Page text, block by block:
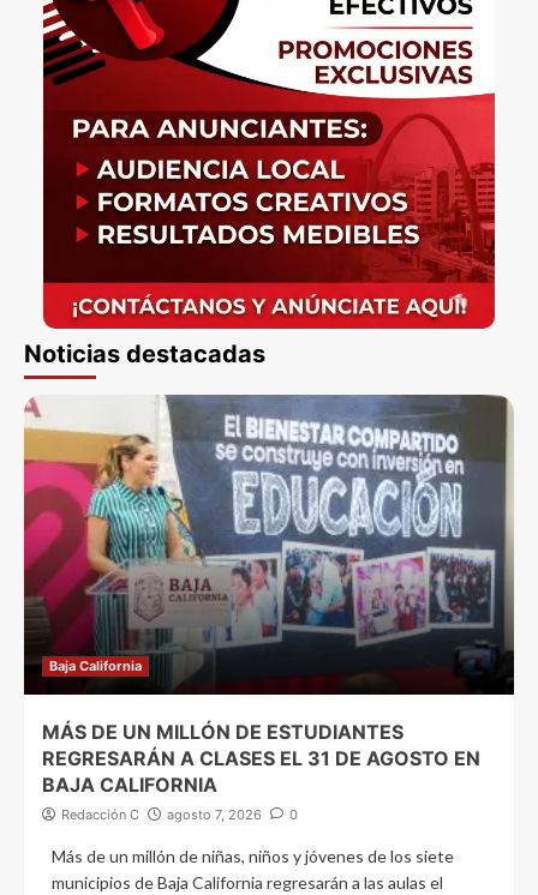
Noticias destacadas
Baja California
MÁS DE UN MILLÓN DE ESTUDIANTES
REGRESARÁN A CLASES EL 31 DE AGOSTO EN
BAJA CALIFORNIA
Redacción C agosto 7, 2026 0
Más de un millón de niñas, niños y jóvenes de los siete
municipios de Baja California regresarán a las aulas el